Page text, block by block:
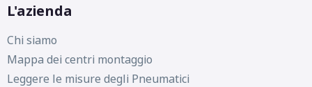
L'azienda
Chi siamo
Mappa dei centri montaggio
Leggere le misure degli Pneumatici